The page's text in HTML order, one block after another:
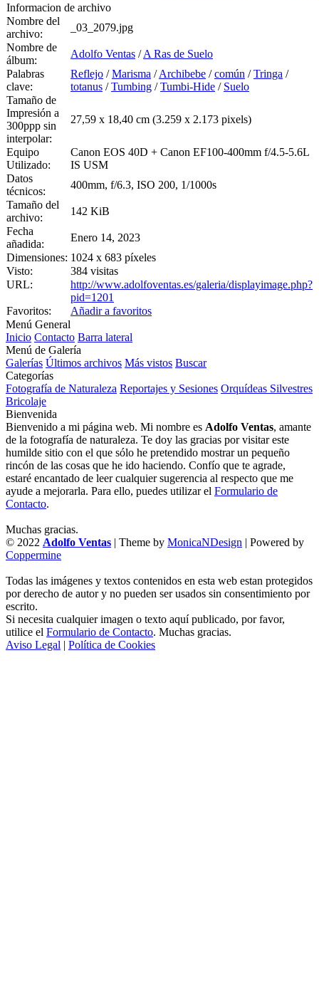
Informacion de archivo
Nombre del
archivo:
_03_2079.jpg
Nombre de
álbum:
Adolfo Ventas /A Ras de Suelo
Palabras
clave:
Reflejo /Marisma /Archibebe /común /Tringa /
totanus /Tumbing /Tumbi-Hide / Suelo
Tamaño de
Impresión a
300ppp sin
interpolar:
27,59 x 18,40 cm (3.259 x 2.173 pixels)
Equipo
Utilizado:
Canon EOS 40D + Canon EF100-400mm f/4.5-5.6L
IS USM
Datos
técnicos:
400mm, f/6.3, ISO 200, 1/1000s
Tamaño del
archivo:
142 KiB
Fecha
añadida:
Enero 14, 2023
Dimensiones: 1024 x 683 píxeles
Visto:
384 visitas
URL:
http://www.adolfoventas.es/galeria/displayimage.php?
pid=1201
Favoritos:
Añadir a favoritos
Menú General
Inicio Contacto Barra lateral
Menú de Galería
Galerías Últimos archivos Más vistos Buscar
Categorías
Fotografía de Naturaleza Reportajes y Sesiones Orquídeas Silvestres
Bricolaje
Bienvenida
Bienvenido a mi página web. Mi nombre es Adolfo Ventas, amante
de la fotografía de naturaleza. Te doy las gracias por visitar este
humilde sitio con el que sólo he pretendido mostrar un pequeño
rincón de las cosas que he ido haciendo. Confío que te agrade,
estaré encantado de leer cualquier sugerencia al respecto que me
ayude a mejorarla. Para ello, puedes utilizar el Formulario de
Contacto.
Muchas gracias.
© 2022 Adolfo Ventas | Theme by MonicaNDesign | Powered by
Coppermine
Todas las imágenes y textos contenidos en esta web estan protegidos
por derecho de autor y no pueden ser usados sin consentimiento por
escrito.
Si necesita cualquier imagen o texto aquí publicado, por favor,
utilice el Formulario de Contacto. Muchas gracias.
Aviso Legal | Política de Cookies